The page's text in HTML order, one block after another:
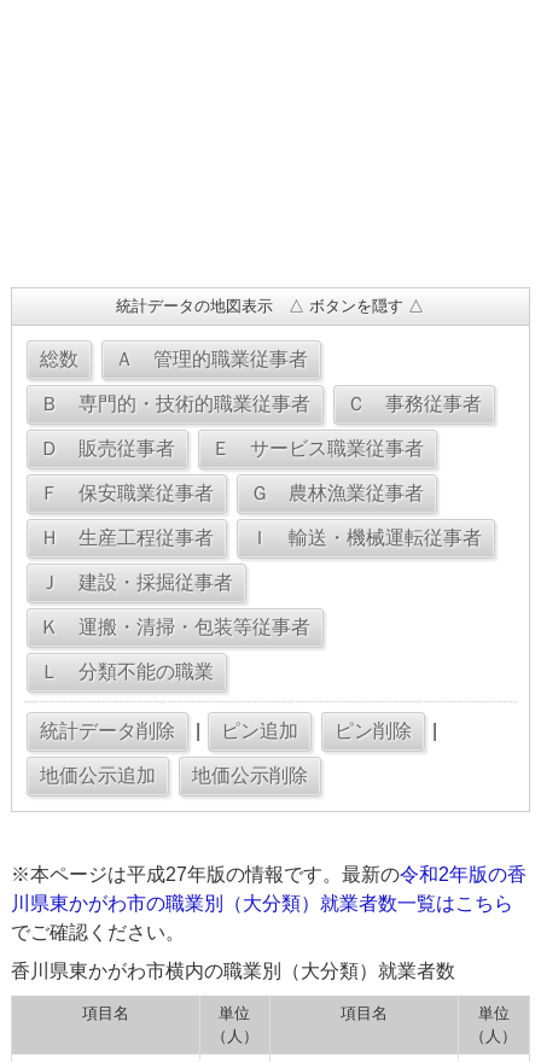
統計データの地図表示 △ ボタンを隠す △
※本ページは平成27年版の情報です。最新の令和2年版の香
川県東かがわ市の職業別（大分類）就業者数一覧はこちら
でご確認ください。
香川県東かがわ市横内の職業別（大分類）就業者数
項目名
単位
（人）
項目名
単位
（人）